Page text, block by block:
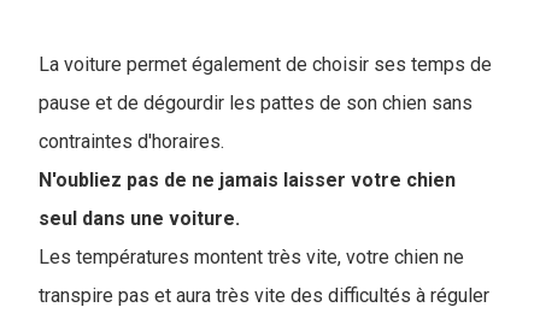
La voiture permet également de choisir ses temps de
pause et de dégourdir les pattes de son chien sans
contraintes d'horaires.
N'oubliez pas de ne jamais laisser votre chien
seul dans une voiture.
Les températures montent très vite, votre chien ne
transpire pas et aura très vite des difficultés à réguler